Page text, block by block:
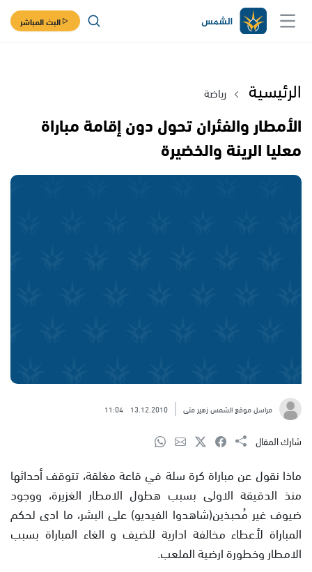
البث المباشر
الرئيسية رياضة
الأمطار والفئران تحول دون إقامة مباراة
معليا الرينة والخضيرة
مراسل موقع الشمس زهير متى 13.12.2010
11:04
شارك المقال
ماذا نقول عن مباراة كرة سلة في قاعة مغلقة، تتوقف أحداثها
منذ الدقيقة الاولى بسبب هطول الامطار الغزيرة، ووجود
ضيوف غير مُحبذين(شاهدوا الفيديو) على البشر، ما ادى لحكم
المباراة لأعطاء مخالفة ادارية للضيف و الغاء المباراة بسبب
الامطار وخطورة ارضية الملعب.